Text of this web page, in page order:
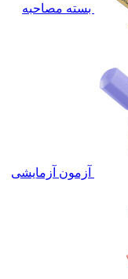
بسته مصاحبه
آزمون آزمایشی